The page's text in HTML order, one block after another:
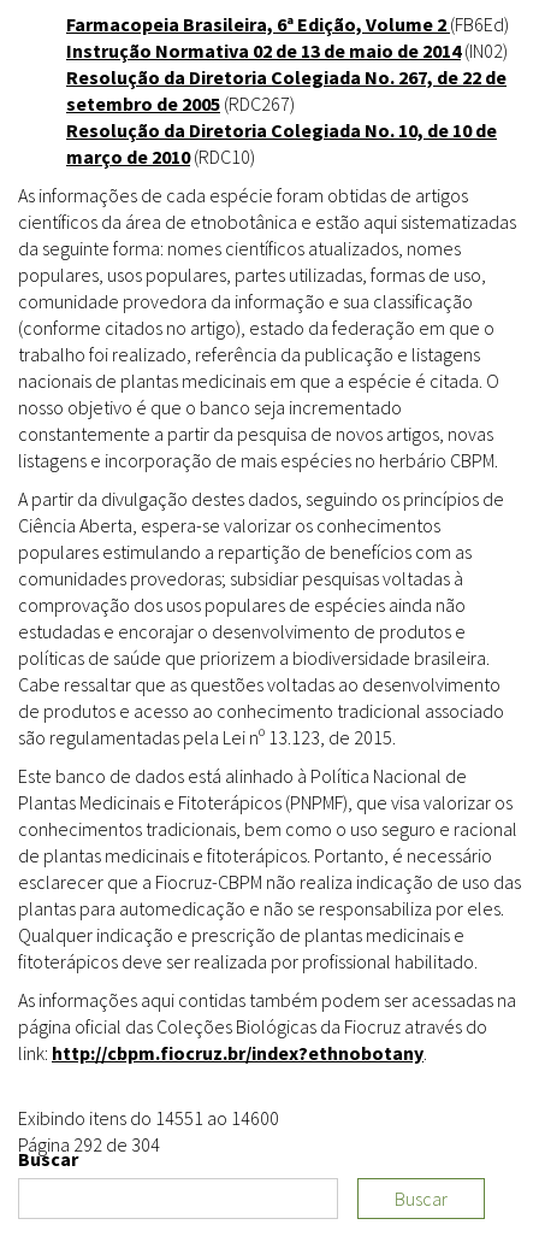
Farmacopeia Brasileira, 6ª Edição, Volume 2 (FB6Ed)
Instrução Normativa 02 de 13 de maio de 2014(IN02)
Resolução da Diretoria Colegiada No. 267, de 22 de
setembro de 2005 (RDC267)
Resolução da Diretoria Colegiada No. 10, de 10 de
março de 2010(RDC10)
As informações de cada espécie foram obtidas de artigos
científicos da área de etnobotânica e estão aqui sistematizadas
da seguinte forma: nomes científicos atualizados, nomes
populares, usos populares, partes utilizadas, formas de uso,
comunidade provedora da informação e sua classificação
(conforme citados no artigo), estado da federação em que o
trabalho foi realizado, referência da publicação e listagens
nacionais de plantas medicinais em que a espécie é citada. O
nosso objetivo é que o banco seja incrementado
constantemente a partir da pesquisa de novos artigos, novas
listagens e incorporação de mais espécies no herbário CBPM.
A partir da divulgação destes dados, seguindo os princípios de
Ciência Aberta, espera-se valorizar os conhecimentos
populares estimulando a repartição de benefícios com as
comunidades provedoras; subsidiar pesquisas voltadas à
comprovação dos usos populares de espécies ainda não
estudadas e encorajar o desenvolvimento de produtos e
políticas de saúde que priorizem a biodiversidade brasileira.
Cabe ressaltar que as questões voltadas ao desenvolvimento
de produtos e acesso ao conhecimento tradicional associado
são regulamentadas pela Lei nº 13.123, de 2015.
Este banco de dados está alinhado à Política Nacional de
Plantas Medicinais e Fitoterápicos (PNPMF), que visa valorizar os
conhecimentos tradicionais, bem como o uso seguro e racional
de plantas medicinais e fitoterápicos. Portanto, é necessário
esclarecer que a Fiocruz-CBPM não realiza indicação de uso das
plantas para automedicação e não se responsabiliza por eles.
Qualquer indicação e prescrição de plantas medicinais e
fitoterápicos deve ser realizada por profissional habilitado.
As informações aqui contidas também podem ser acessadas na
página oficial das Coleções Biológicas da Fiocruz através do
link: http://cbpm.fiocruz.br/index?ethnobotany.
Exibindo itens do 14551 ao 14600
Página 292 de 304
Buscar
Buscar